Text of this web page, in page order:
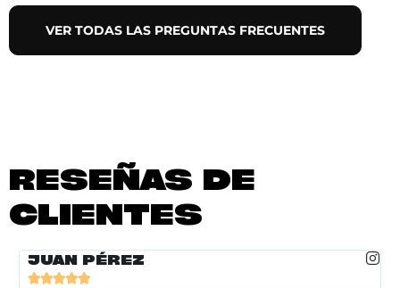
VER TODAS LAS PREGUNTAS FRECUENTES
RESEÑAS DE
CLIENTES
JUAN PÉREZ
